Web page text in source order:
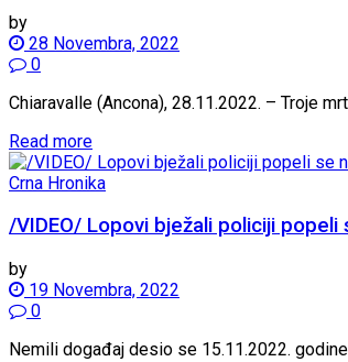
by
28 Novembra, 2022
0
Chiaravalle (Ancona), 28.11.2022. – Troje
Read more
Crna Hronika
/VIDEO/ Lopovi bježali policiji
by
19 Novembra, 2022
0
Nemili događaj desio se 15.11.2022.